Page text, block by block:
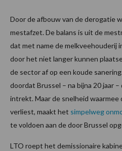
Door de afbouw van de derogatie
mestafzet. De balans is uit de
dat met name de melkveehouderij
door het niet langer kunnen
de sector af op een koude
doordat Brussel – na bijna 20 jaar
intrekt. Maar de snelheid
verliest, maakt het simpelweg
te voldoen aan de door Brussel
LTO roept het demissionaire